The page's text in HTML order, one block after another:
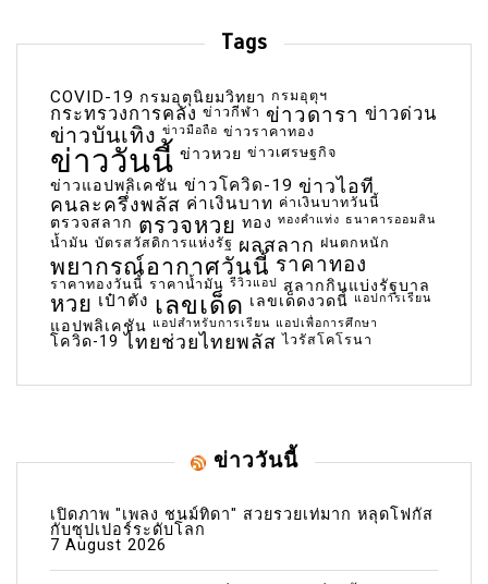
Tags
COVID-19 กรมอุตุนิยมวิทยา กรมอุตุฯ
กระทรวงการคลัง ข่าวกีฬา ข่าวดารา ข่าวด่วน
ข่าวบันเทิง ข่าวมือถือ ข่าวราคาทอง
ข่าววันนี้ ข่าวหวย ข่าวเศรษฐกิจ
ข่าวแอปพลิเคชัน ข่าวโควิด-19 ข่าวไอที
คนละครึ่งพลัส ค่าเงินบาท ค่าเงินบาทวันนี้
ตรวจสลาก ตรวจหวย ทอง ทองคำแท่ง ธนาคารออมสิน
น้ำมัน บัตรสวัสดิการแห่งรัฐ ผลสลาก ฝนตกหนัก
พยากรณ์อากาศวันนี้ ราคาทอง
ราคาทองวันนี้ ราคาน้ำมัน รีวิวแอป สลากกินแบ่งรัฐบาล
หวย เป๋าตัง เลขเด็ด เลขเด็ดงวดนี้ แอปการเรียน
แอปพลิเคชัน แอปสำหรับการเรียน แอปเพื่อการศึกษา
โควิด-19 ไทยช่วยไทยพลัส ไวรัสโคโรนา
ข่าววันนี้
เปิดภาพ "เพลง ชนม์ทิดา" สวยรวยเท่มาก หลุดโฟกัส
กับซุปเปอร์ระดับโลก
7 August 2026